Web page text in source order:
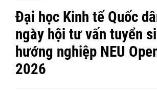
Đại học Kinh tế Quốc
ngày hội tư vấn tuyển
hướng nghiệp NEU
2026